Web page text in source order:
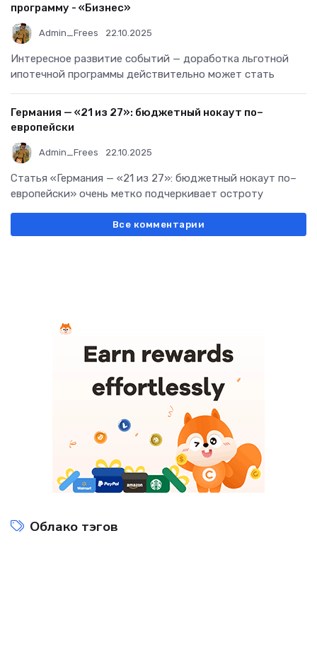
программу - «Бизнес»
Admin_Frees 22.10.2025
Интересное развитие событий — доработка льготной
ипотечной программы действительно может стать
Германия — «21 из 27»: бюджетный нокаут по–
европейски
Admin_Frees 22.10.2025
Статья «Германия — «21 из 27»: бюджетный нокаут по–
европейски» очень метко подчеркивает остроту
Все комментарии
Облако тэгов